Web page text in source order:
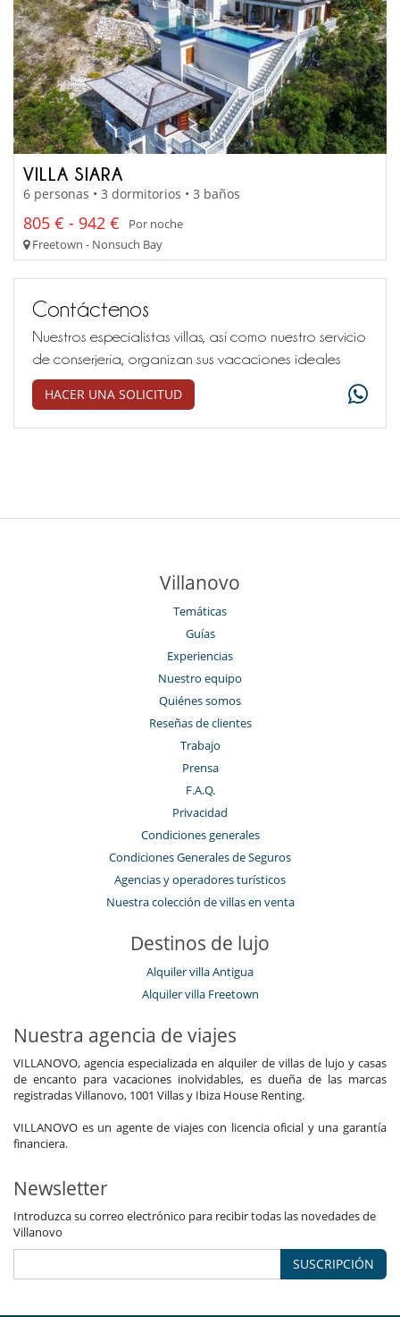
VILLA SIARA
6 personas • 3 dormitorios • 3 baños
805 € - 942 €
Por noche
Freetown - Nonsuch Bay
Contáctenos
Nuestros especialistas villas, así como nuestro servicio
de conserjería, organizan sus vacaciones ideales
HACER UNA SOLICITUD
Villanovo
Temáticas
Guías
Experiencias
Nuestro equipo
Quiénes somos
Reseñas de clientes
Trabajo
Prensa
F.A.Q.
Privacidad
Condiciones generales
Condiciones Generales de Seguros
Agencias y operadores turísticos
Nuestra colección de villas en venta
Destinos de lujo
Alquiler villa Antigua
Alquiler villa Freetown
Nuestra agencia de viajes
VILLANOVO, agencia especializada en alquiler de villas de lujo y casas
de encanto para vacaciones inolvidables, es dueña de las marcas
registradas Villanovo, 1001 Villas y Ibiza House Renting.
VILLANOVO es un agente de viajes con licencia oficial y una garantía
financiera.
Newsletter
Introduzca su correo electrónico para recibir todas las novedades de
Villanovo
SUSCRIPCIÓN